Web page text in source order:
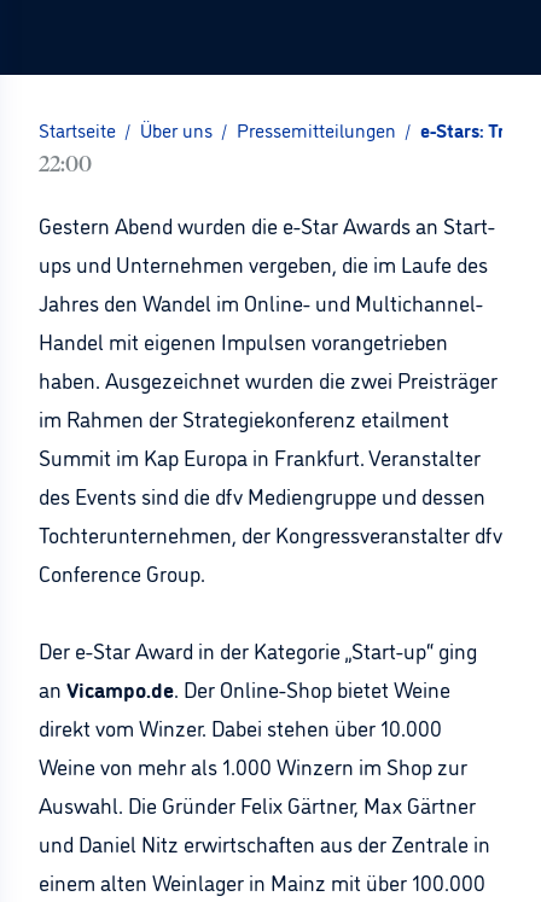
Startseite / Über uns / Pressemitteilungen / e-Stars:
22:00
Gestern Abend wurden die e-Star Awards an Start-
ups und Unternehmen vergeben, die im Laufe des
Jahres den Wandel im Online- und Multichannel-
Handel mit eigenen Impulsen vorangetrieben
haben. Ausgezeichnet wurden die zwei Preisträger
im Rahmen der Strategiekonferenz etailment
Summit im Kap Europa in Frankfurt. Veranstalter
des Events sind die dfv Mediengruppe und dessen
Tochterunternehmen, der Kongressveranstalter dfv
Conference Group.
Der e-Star Award in der Kategorie „Start-up“ ging
an Vicampo.de. Der Online-Shop bietet Weine
direkt vom Winzer. Dabei stehen über 10.000
Weine von mehr als 1.000 Winzern im Shop zur
Auswahl. Die Gründer Felix Gärtner, Max Gärtner
und Daniel Nitz erwirtschaften aus der Zentrale in
einem alten Weinlager in Mainz mit über 100.000